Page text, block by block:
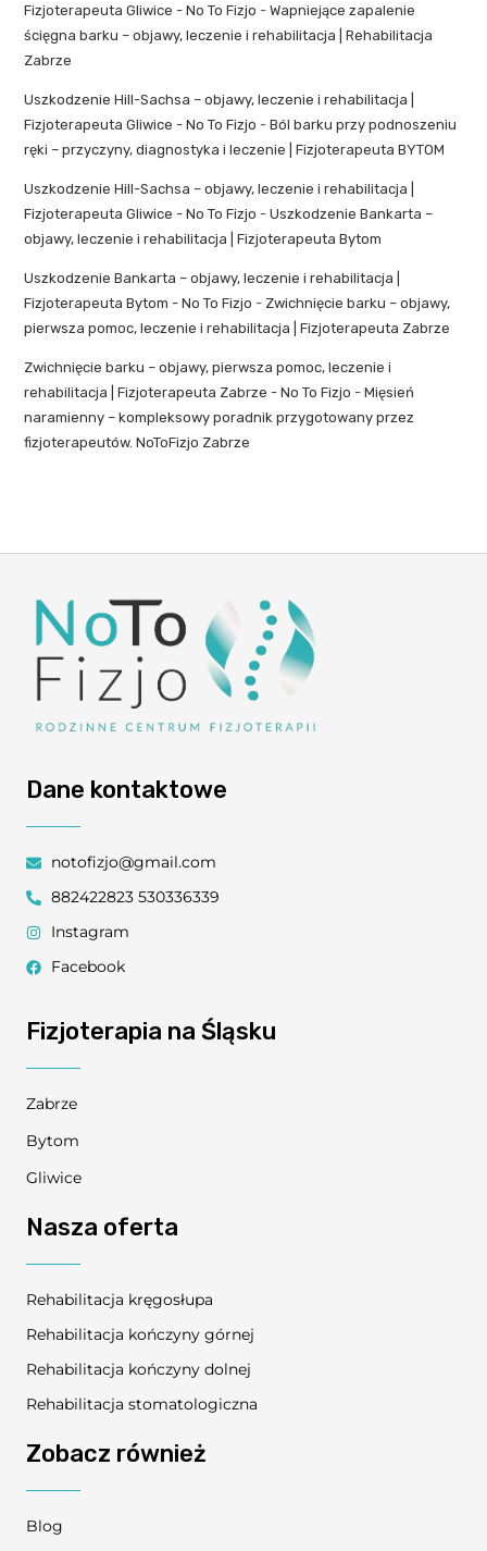
Fizjoterapeuta Gliwice - No To Fizjo -Wapniejące zapalenie
ścięgna barku – objawy, leczenie i rehabilitacja | Rehabilitacja
Zabrze
Uszkodzenie Hill-Sachsa – objawy, leczenie i rehabilitacja |
Fizjoterapeuta Gliwice - No To Fizjo -Ból barku przy podnoszeniu
ręki – przyczyny, diagnostyka i leczenie | Fizjoterapeuta BYTOM
Uszkodzenie Hill-Sachsa – objawy, leczenie i rehabilitacja |
Fizjoterapeuta Gliwice - No To Fizjo -Uszkodzenie Bankarta –
objawy, leczenie i rehabilitacja | Fizjoterapeuta Bytom
Uszkodzenie Bankarta – objawy, leczenie i rehabilitacja |
Fizjoterapeuta Bytom - No To Fizjo - Zwichnięcie barku – objawy,
pierwsza pomoc, leczenie i rehabilitacja | Fizjoterapeuta Zabrze
Zwichnięcie barku – objawy, pierwsza pomoc, leczenie i
rehabilitacja | Fizjoterapeuta Zabrze - No To Fizjo -Mięsień
naramienny – kompleksowy poradnik przygotowany przez
fizjoterapeutów. NoToFizjo Zabrze
Dane kontaktowe
notofizjo@gmail.com
882422823 530336339
Instagram
Facebook
Fizjoterapia na Śląsku
Zabrze
Bytom
Gliwice
Nasza oferta
Rehabilitacja kręgosłupa
Rehabilitacja kończyny górnej
Rehabilitacja kończyny dolnej
Rehabilitacja stomatologiczna
Zobacz również
Blog